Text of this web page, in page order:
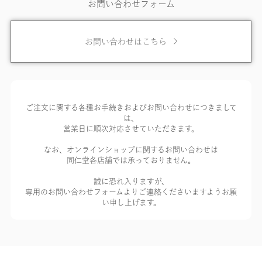
お問い合わせフォーム
お問い合わせはこちら
ご注文に関する各種お手続きおよびお問い合わせにつきまして
は、
営業日に順次対応させていただきます。
なお、オンラインショップに関するお問い合わせは
同仁堂各店舗では承っておりません。
誠に恐れ入りますが、
専用のお問い合わせフォームよりご連絡くださいますようお願
い申し上げます。